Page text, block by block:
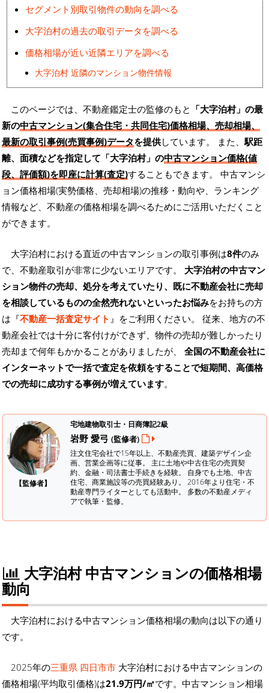
セグメント別取引物件の動向を調べる
大字泊村の過去の取引データを調べる
価格相場が近い近隣エリアを調べる
大字泊村 近隣のマンション物件情報
このページでは、不動産鑑定士の監修のもと 「大字泊村」の最
新の中古マンション(集合住宅・共同住宅)価格相場、売却相場、
最新の取引事例(売買事例)データを提供しています。 また、駅距
離、面積などを指定して「大字泊村」の中古マンション価格(値
段、評価額)を即座に計算(査定)することもできます。 中古マンシ
ョン価格相場(実勢価格、売却相場)の推移・動向や、ランキング
情報など、不動産の価格相場を調べるためにご活用いただくこと
ができます。
大字泊村における直近の中古マンションの取引事例は8件のみ
で、不動産取引が非常に少ないエリアです。 大字泊村の中古マン
ション物件の売却、処分を考えていたり、既に不動産会社に売却
を相談しているものの全然売れないといったお悩みをお持ちの方
は『不動産一括査定サイト 』をご利用ください。 従来、地方の不
動産会社では十分に客付けができず、物件の売却が難しかったり
売却まで何年もかかることがありましたが、 全国の不動産会社に
インターネットで一括で査定を依頼をすることで短期間、高価格
での売却に成功する事例が増えています。
【監修者】
宅地建物取引士・日商簿記2級
岩野 愛弓 (監修者)
注文住宅会社で15年以上、不動産売買、建築デザイン企
画、営業企画等に従事。 主に土地や中古住宅の売買契
約、金融・司法書士手続きを経験。 自身でも土地、中古
住宅、商業施設等の売買経験あり。 2016年より住宅・不
動産専門ライターとしても活動中。 多数の不動産メディ
アで執筆・監修。
大字泊村 中古マンションの価格相場
動向
大字泊村における中古マンション価格相場の動向は以下の通り
です。
2025年の三重県 四日市市 大字泊村における中古マンションの
価格相場(平均取引価格)は21.9万円/㎡です。中古マンション相場